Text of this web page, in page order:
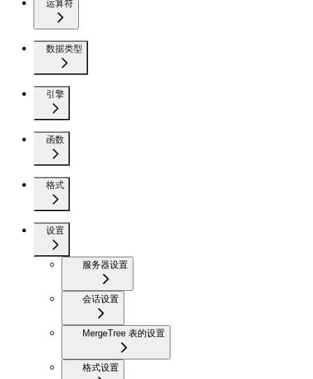
运算符
数据类型
引擎
函数
格式
设置
服务器设置
会话设置
MergeTree 表的设置
格式设置